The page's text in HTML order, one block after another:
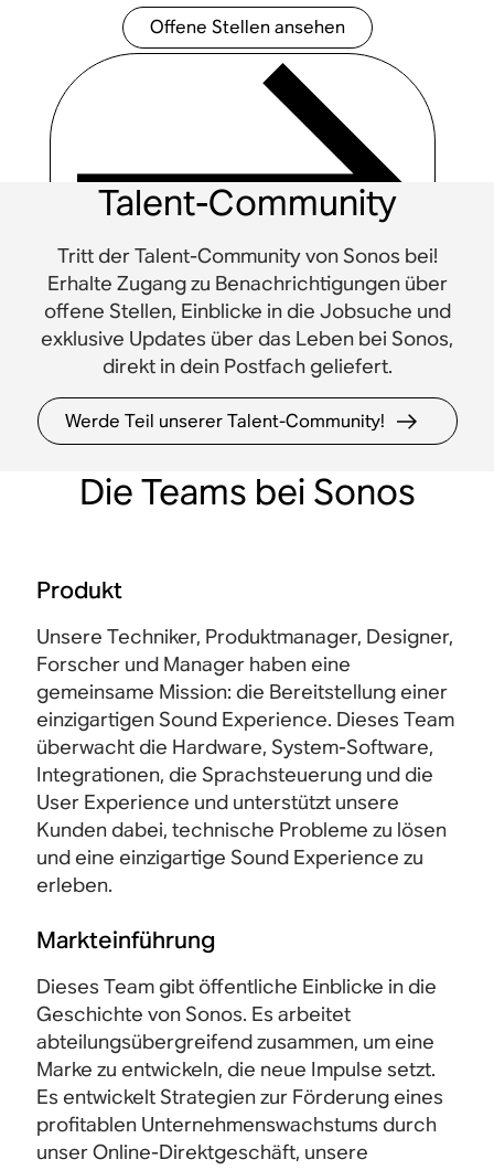
Offene Stellen ansehen
Talent-Community
Tritt der Talent-Community von Sonos bei!
Erhalte Zugang zu Benachrichtigungen über
offene Stellen, Einblicke in die Jobsuche und
exklusive Updates über das Leben bei Sonos,
direkt in dein Postfach geliefert.
Werde Teil unserer Talent-Community!
Die Teams bei Sonos
Produkt
Unsere Techniker, Produktmanager, Designer,
Forscher und Manager haben eine
gemeinsame Mission: die Bereitstellung einer
einzigartigen Sound Experience. Dieses Team
überwacht die Hardware, System-Software,
Integrationen, die Sprachsteuerung und die
User Experience und unterstützt unsere
Kunden dabei, technische Probleme zu lösen
und eine einzigartige Sound Experience zu
erleben.
Markteinführung
Dieses Team gibt öffentliche Einblicke in die
Geschichte von Sonos. Es arbeitet
abteilungsübergreifend zusammen, um eine
Marke zu entwickeln, die neue Impulse setzt.
Es entwickelt Strategien zur Förderung eines
profitablen Unternehmenswachstums durch
unser Online-Direktgeschäft, unsere